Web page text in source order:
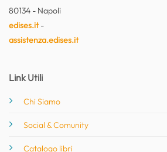
80134 - Napoli
edises.it-
assistenza.edises.it
Link Utili
Chi Siamo
Social & Comunity
Catalogo libri